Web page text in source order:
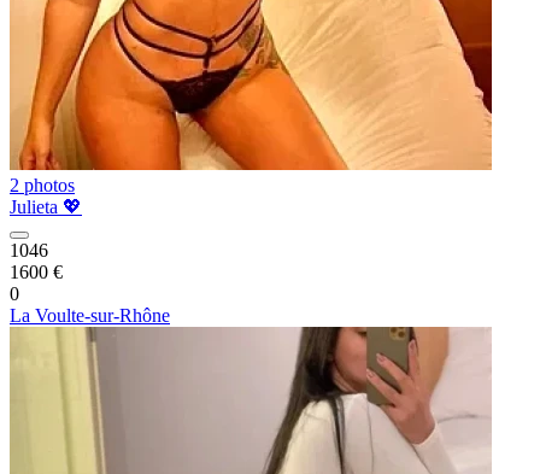
2 photos
Julieta 💖
1046
1600 €
0
La Voulte-sur-Rhône